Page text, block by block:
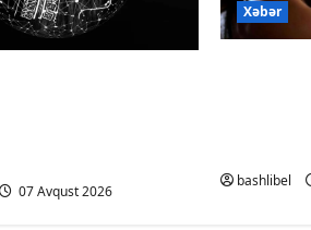
07 Avqust 2026
Xəbər
bashlibel